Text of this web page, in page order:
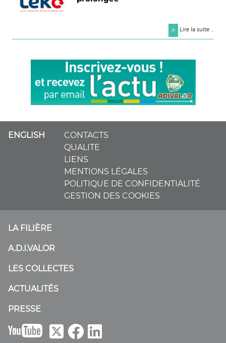
> Lire la suite ...
ENGLISH
CONTACTS
QUALITE
LIENS
MENTIONS LÉGALES
POLITIQUE DE CONFIDENTIALITÉ
GESTION DES COOKIES
LA FILIÈRE
A.D.I.VALOR
LES COLLECTES
ACTUALITÉS
PRESSE
B